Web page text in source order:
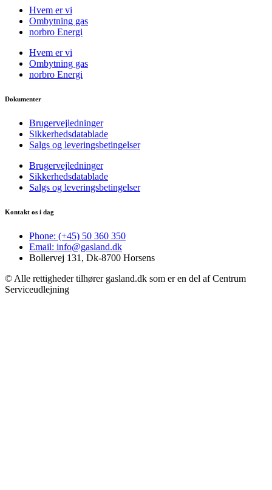
Hvem er vi
Ombytning gas
norbro Energi
Hvem er vi
Ombytning gas
norbro Energi
Dokumenter
Brugervejledninger
Sikkerhedsdatablade
Salgs og leveringsbetingelser
Brugervejledninger
Sikkerhedsdatablade
Salgs og leveringsbetingelser
Kontakt os i dag
Phone: (+45) 50 360 350
Email: info@gasland.dk
Bollervej 131, Dk-8700 Horsens
© Alle rettigheder tilhører gasland.dk som er en del af Centrum
Serviceudlejning